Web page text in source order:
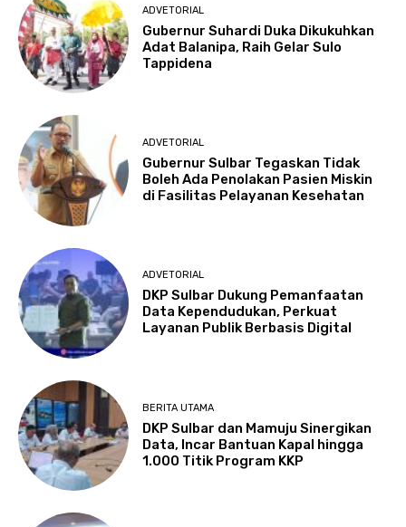
ADVETORIAL
Gubernur Suhardi Duka Dikukuhkan
Adat Balanipa, Raih Gelar Sulo
Tappidena
ADVETORIAL
Gubernur Sulbar Tegaskan Tidak
Boleh Ada Penolakan Pasien Miskin
di Fasilitas Pelayanan Kesehatan
ADVETORIAL
DKP Sulbar Dukung Pemanfaatan
Data Kependudukan, Perkuat
Layanan Publik Berbasis Digital
BERITA UTAMA
DKP Sulbar dan Mamuju Sinergikan
Data, Incar Bantuan Kapal hingga
1.000 Titik Program KKP